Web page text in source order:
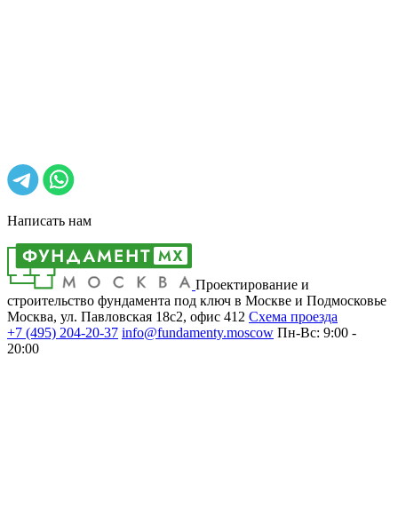
Написать нам
Проектирование и
строительство фундамента под ключ в Москве и Подмосковье
Москва, ул. Павловская 18с2, офис 412 Cхема проезда
+7 (495) 204-20-37 info@fundamenty.moscow Пн-Вс: 9:00 -
20:00